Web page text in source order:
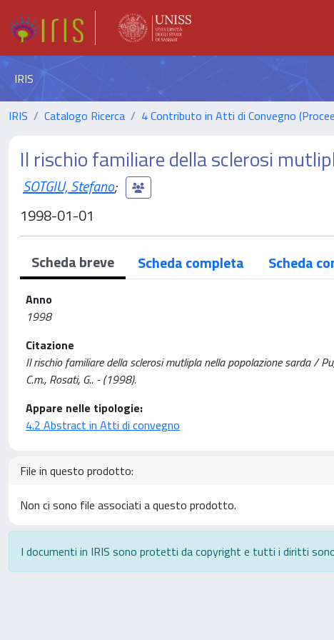
IRIS
IRIS Catalogo Ricerca 4 Contributo in Atti di Convegno
Il rischio familiare della sclerosi
SOTGIU, Stefano;
1998-01-01
Scheda breve Scheda completa Scheda
Anno
1998
Citazione
Il rischio familiare della sclerosi mutlipla nella popolazione sarda /
C.m., Rosati, G.. - (1998).
Appare nelle tipologie:
4.2 Abstract in Atti di convegno
File in questo prodotto:
Non ci sono file associati a questo prodotto.
I documenti in IRIS sono protetti da copyright e tutti i diritti